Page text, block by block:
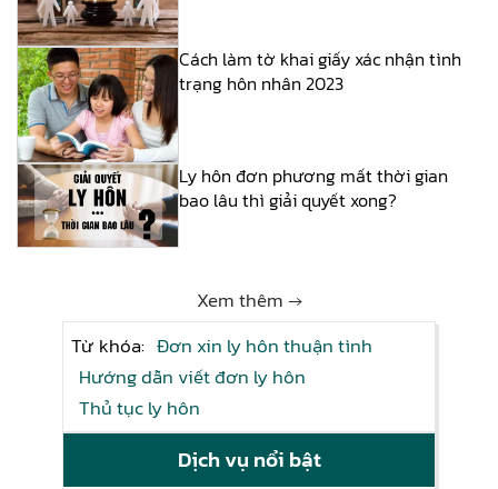
Cách làm tờ khai giấy xác nhận tình
trạng hôn nhân 2023
Ly hôn đơn phương mất thời gian
bao lâu thì giải quyết xong?
Xem thêm →
Từ khóa: Đơn xin ly hôn thuận tình
Hướng dẫn viết đơn ly hôn
Thủ tục ly hôn
Dịch vụ nổi bật